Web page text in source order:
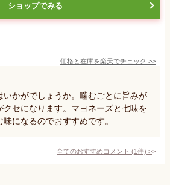
ショップでみる
価格と在庫を楽天でチェック >>
いかがでしょうか。噛むごとに旨みが
クセになります。マヨネーズと七味を
になるのでおすすめです。
全てのおすすめコメント (1件) >